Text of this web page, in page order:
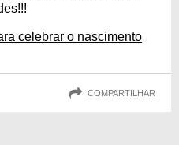
celebrar o nascimento
COMPARTILHAR